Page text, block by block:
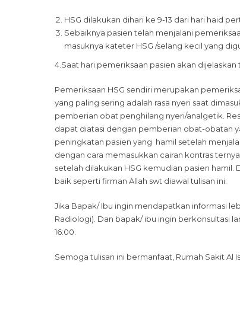
HSG dilakukan dihari ke 9-13 dari hari haid
Sebaiknya pasien telah menjalani
masuknya kateter HSG /selang kecil yang
4.Saat hari pemeriksaan pasien akan
Pemeriksaan HSG sendiri merupakan
yang paling sering adalah rasa nyeri saat
pemberian obat penghilang nyeri/analgetik.
dapat diatasi dengan pemberian obat-obatan
peningkatan pasien yang hamil setelah
dengan cara memasukkan cairan kontras
setelah dilakukan HSG kemudian pasien
baik seperti firman Allah swt diawal tulisan ini.
Jika Bapak/ Ibu ingin mendapatkan informasi
Radiologi). Dan bapak/ ibu ingin berkonsultasi
16:00.
Semoga tulisan ini bermanfaat, Rumah Sakit Al